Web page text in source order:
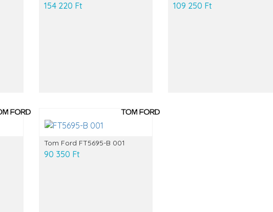
154 220 Ft 109 250 Ft
Tom Ford FT5695-B 001
90 350 Ft